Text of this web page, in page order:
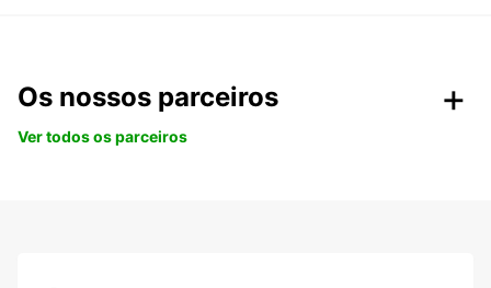
Os nossos parceiros
Ver todos os parceiros